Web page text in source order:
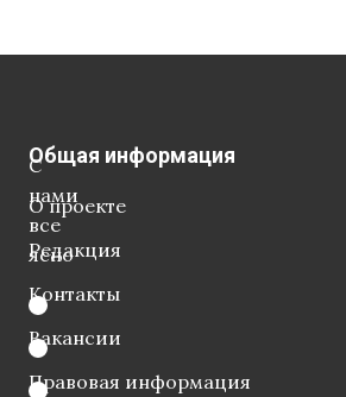
С
нами
все
ясно
Общая информация
О проекте
Редакция
Контакты
Вакансии
Правовая информация